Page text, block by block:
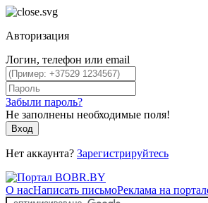
Авторизация
Логин, телефон или email
Забыли пароль?
Не заполнены необходимые поля!
Вход
Нет аккаунта? Зарегистрируйтесь
О насНаписать письмоРеклама на